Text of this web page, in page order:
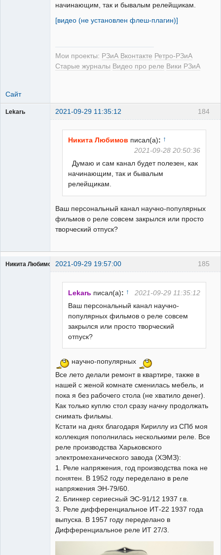
начинающим, так и бывалым релейщикам.
[видео (не установлен флеш-плагин)]
Мои проекты: РЗиА Вконтакте Ретро-РЗиА
Старые журналы Видео про реле Вики РЗиА
Сайт
184
Lekarь 2021-09-29 11:35:12
Никита Любимов писал(а): ↑
2021-09-28 20:50:36
Думаю и сам канал будет полезен, как
начинающим, так и бывалым
релейщикам.
Ваш персональный канал научно-популярных
фильмов о реле совсем закрылся или просто
творческий отпуск?
185
Никита Любимов 2021-09-29 19:57:00
Lekarь писал(а): ↑
2021-09-29 11:35:12
Ваш персональный канал научно-
популярных фильмов о реле совсем
закрылся или просто творческий
отпуск?
научно-популярных
Все лето делали ремонт в квартире, также в
нашей с женой комнате сменилась мебель, и
пока я без рабочего стола (не хватило денег).
Как только куплю стол сразу начну продолжать
снимать фильмы.
Кстати на днях благодаря Кириллу из СПб моя
коллекция пополнилась несколькими реле. Все
реле производства Харьковского
электромеханического завода (ХЭМЗ):
1. Реле напряжения, год производства пока не
понятен. В 1952 году переделано в реле
напряжения ЭН-79/60.
2. Блинкер сериесный ЭС-91/12 1937 г.в.
3. Реле дифференциальное ИТ-22 1937 года
выпуска. В 1957 году переделано в
Дифференциальное реле ИТ 27/3.